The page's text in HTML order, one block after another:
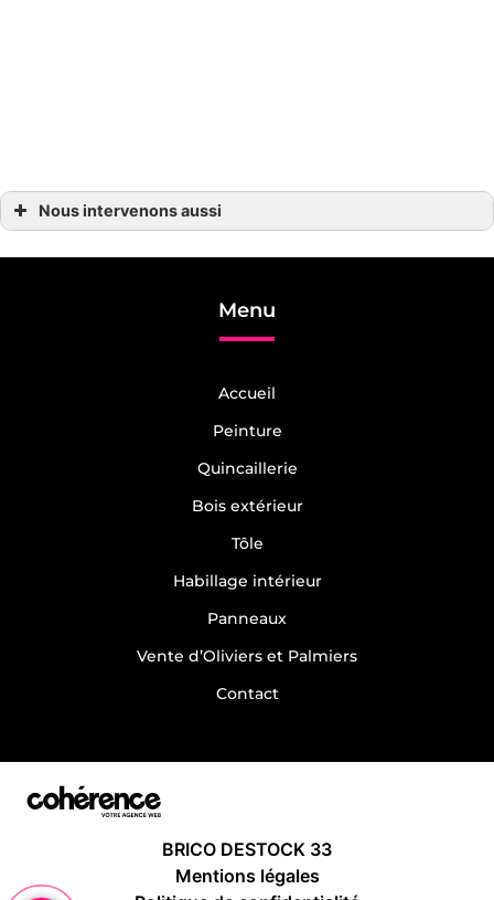
Nous intervenons aussi
Magasin de bricolage pas cher Sablons
Magasin de bricolage pas cher Izon
Magasin de bricolage pas cher Vayres
Magasin de bricolage pas cher Montpon-Ménestérol
Magasin de bricolage pas cher Saint-Émilion
Menu
Accueil
Peinture
Quincaillerie
Bois extérieur
Tôle
Habillage intérieur
Panneaux
Vente d’Oliviers et Palmiers
Contact
BRICO DESTOCK 33
Mentions légales